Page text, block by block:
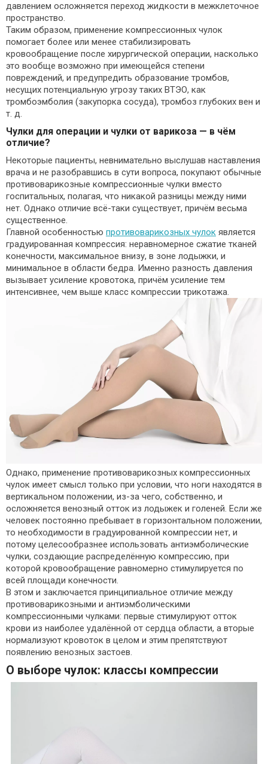
давлением осложняется переход жидкости в межклеточное
пространство.
Таким образом, применение компрессионных чулок
помогает более или менее стабилизировать
кровообращение после хирургической операции, насколько
это вообще возможно при имеющейся степени
повреждений, и предупредить образование тромбов,
несущих потенциальную угрозу таких ВТЭО, как
тромбоэмболия (закупорка сосуда), тромбоз глубоких вен и
т. д.
Чулки для операции и чулки от варикоза — в чём
отличие?
Некоторые пациенты, невнимательно выслушав наставления
врача и не разобравшись в сути вопроса, покупают обычные
противоварикозные компрессионные чулки вместо
госпитальных, полагая, что никакой разницы между ними
нет. Однако отличие всё-таки существует, причём весьма
существенное.
Главной особенностью противоварикозных чулок является
градуированная компрессия: неравномерное сжатие тканей
конечности, максимальное внизу, в зоне лодыжки, и
минимальное в области бедра. Именно разность давления
вызывает усиление кровотока, причём усиление тем
интенсивнее, чем выше класс компрессии трикотажа.
Однако, применение противоварикозных компрессионных
чулок имеет смысл только при условии, что ноги находятся в
вертикальном положении, из-за чего, собственно, и
осложняется венозный отток из лодыжек и голеней. Если же
человек постоянно пребывает в горизонтальном положении,
то необходимости в градуированной компрессии нет, и
потому целесообразнее использовать антиэмболические
чулки, создающие распределённую компрессию, при
которой кровообращение равномерно стимулируется по
всей площади конечности.
В этом и заключается принципиальное отличие между
противоварикозными и антиэмболическими
компрессионными чулками: первые стимулируют отток
крови из наиболее удалённой от сердца области, а вторые
нормализуют кровоток в целом и этим препятствуют
появлению венозных застоев.
О выборе чулок: классы компрессии